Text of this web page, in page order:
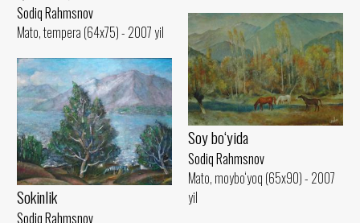
Sodiq Rahmsnov
Mato, tempera (64x75) - 2007 yil
Soy bo‘yida
Sodiq Rahmsnov
Mato, moybo‘yoq (65x90) - 2007
yil
Sokinlik
Sodiq Rahmsnov